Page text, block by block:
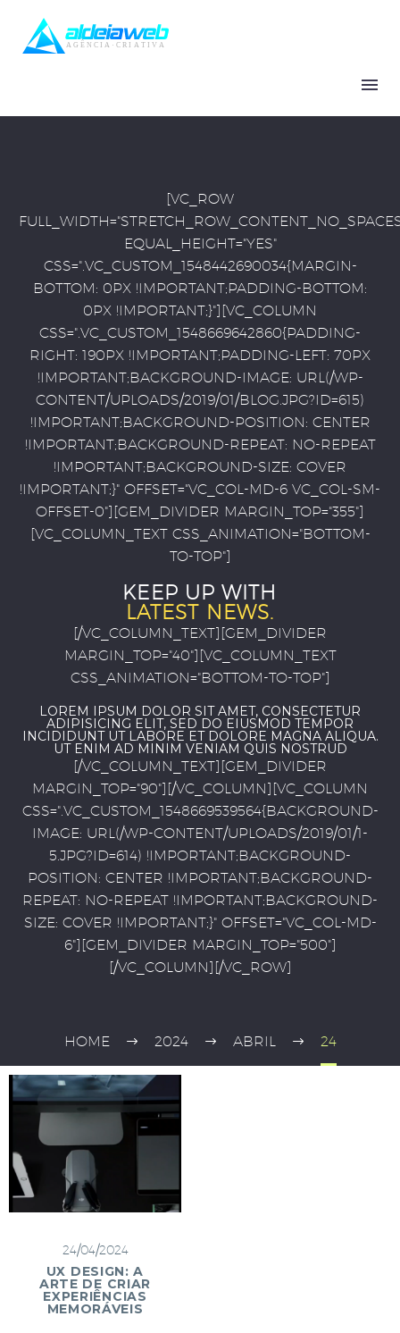
[VC_ROW
EQUAL_HEIGHT="YES"
CSS=".VC_CUSTOM_1548442690034{MARGIN-
BOTTOM: 0PX !IMPORTANT;PADDING-BOTTOM:
0PX !IMPORTANT;}"][VC_COLUMN
CSS=".VC_CUSTOM_1548669642860{PADDING-
RIGHT: 190PX !IMPORTANT;PADDING-LEFT: 70PX
!IMPORTANT;BACKGROUND-IMAGE: URL(/WP-
CONTENT/UPLOADS/2019/01/BLOG.JPG?ID=615)
!IMPORTANT;BACKGROUND-POSITION: CENTER
!IMPORTANT;BACKGROUND-REPEAT: NO-REPEAT
!IMPORTANT;BACKGROUND-SIZE: COVER
!IMPORTANT;}" OFFSET="VC_COL-MD-6 VC_COL-SM-
OFFSET-0"][GEM_DIVIDER MARGIN_TOP="355"]
[VC_COLUMN_TEXT CSS_ANIMATION="BOTTOM-
TO-TOP"]
KEEP UP WITH
LATEST NEWS.
[/VC_COLUMN_TEXT][GEM_DIVIDER
MARGIN_TOP="40"][VC_COLUMN_TEXT
CSS_ANIMATION="BOTTOM-TO-TOP"]
LOREM IPSUM DOLOR SIT AMET, CONSECTETUR
ADIPISICING ELIT, SED DO EIUSMOD TEMPOR
INCIDIDUNT UT LABORE ET DOLORE MAGNA ALIQUA.
UT ENIM AD MINIM VENIAM QUIS NOSTRUD
[/VC_COLUMN_TEXT][GEM_DIVIDER
MARGIN_TOP="90"][/VC_COLUMN][VC_COLUMN
CSS=".VC_CUSTOM_1548669539564{BACKGROUND-
IMAGE: URL(/WP-CONTENT/UPLOADS/2019/01/1-
5.JPG?ID=614) !IMPORTANT;BACKGROUND-
POSITION: CENTER !IMPORTANT;BACKGROUND-
REPEAT: NO-REPEAT !IMPORTANT;BACKGROUND-
SIZE: COVER !IMPORTANT;}" OFFSET="VC_COL-MD-
6"][GEM_DIVIDER MARGIN_TOP="500"]
[/VC_COLUMN][/VC_ROW]
HOME 2024 ABRIL 24
24/04/2024
UX DESIGN: A
ARTE DE CRIAR
EXPERIÊNCIAS
MEMORÁVEIS